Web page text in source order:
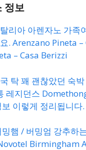
정보
리아 아렌자노 가족
. Arenzano Pineta –
– Casa Berizzi
탁 꽤 괜찮았던 숙
레지던스
이렇게 정리됩니다.
햄 / 버밍엄 강추하
Birmingham